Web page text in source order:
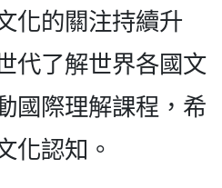
化的關注持續升
代了解世界各國文
國際理解課程，希
化認知。